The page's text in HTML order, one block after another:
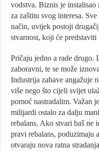
vodstva. Biznis je
za zaštitu svog interesa.
način, uvijek postoji
stvarnost, koji će
Pričaju jedno a rade drugo.
zaboravni, te se može
Industrija zabave angažuje
više nego što cijeli svijet
pomoć nastradalim. Važan
milijardi ostalo za dalju
rebalans. Ako stvari baš ne
pravi rebalans, poduzimaju
otvaraju nova ratna